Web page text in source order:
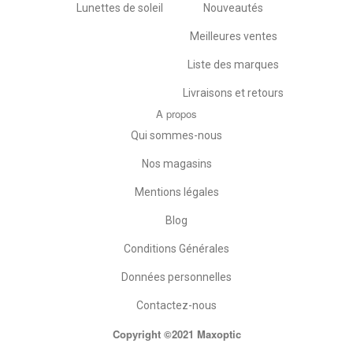
Lunettes de soleil Nouveautés
Meilleures ventes
Liste des marques
Livraisons et retours
A propos
Qui sommes-nous
Nos magasins
Mentions légales
Blog
Conditions Générales
Données personnelles
Contactez-nous
Copyright ©2021 Maxoptic